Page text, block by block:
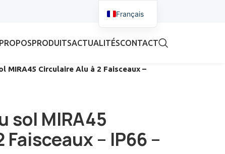
PRODUITSACTUALITÉSCONTACT
MIRA45 Circulaire Alu à 2 Faisceaux –
sol MIRA45
– IP66 –
Français